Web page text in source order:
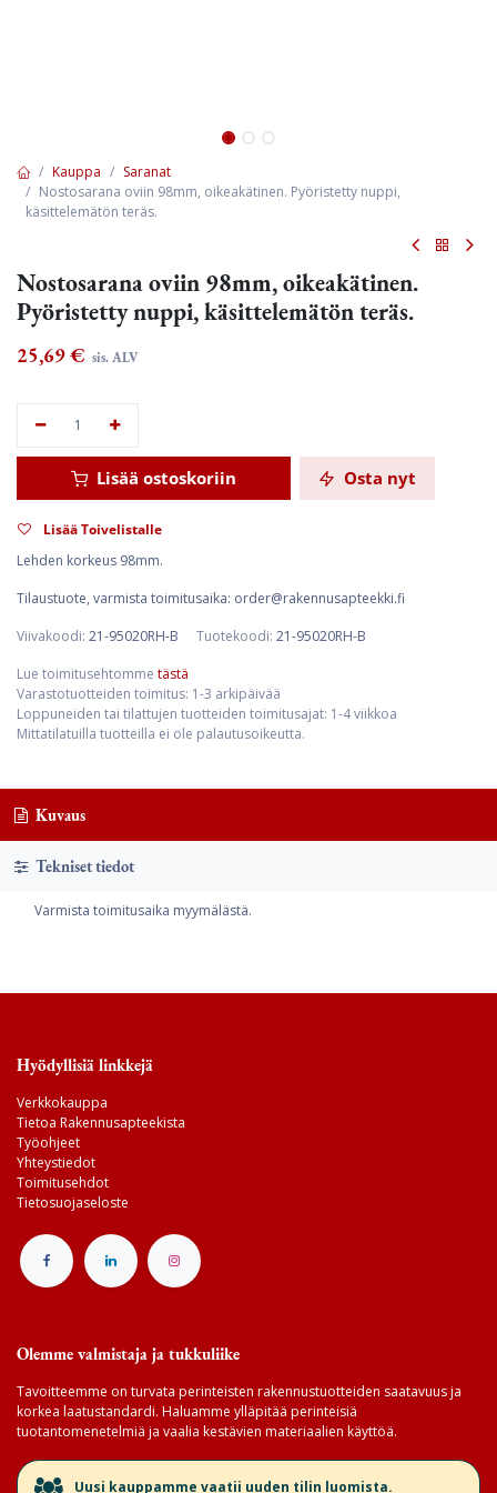
Kauppa
Saranat
Nostosarana oviin 98mm, oikeakätinen. Pyöristetty nuppi,
käsittelemätön teräs.
Nostosarana oviin 98mm, oikeakätinen.
Pyöristetty nuppi, käsittelemätön teräs.
25,69€ sis. ALV
Lisää ostoskoriin Osta nyt
Lisää Toivelistalle
Lehden korkeus 98mm.
Tilaustuote, varmista toimitusaika: order@rakennusapteekki.fi
Viivakoodi: 21-95020RH-B Tuotekoodi: 21-95020RH-B
Lue toimitusehtomme tästä
Varastotuotteiden toimitus: 1-3 arkipäivää
Loppuneiden tai tilattujen tuotteiden toimitusajat: 1-4 viikkoa
Mittatilatuilla tuotteilla ei ole palautusoikeutta.
Kuvaus
Tekniset tiedot
Varmista toimitusaika myymälästä.
Hyödyllisiä linkkejä
Verkkokauppa
Tietoa Rakennusapteekista
Työohjeet
Yhteystiedot
Toimitusehdot
Tietosuojaseloste
Olemme valmistaja ja tukkuliike
Tavoitteemme on turvata perinteisten rakennustuotteiden saatavuus ja
korkea laatustandardi. Haluamme ylläpitää perinteisiä
tuotantomenetelmiä ja vaalia kestävien materiaalien käyttöä.
​Uusi kauppamme vaatii uuden tilin luomista.